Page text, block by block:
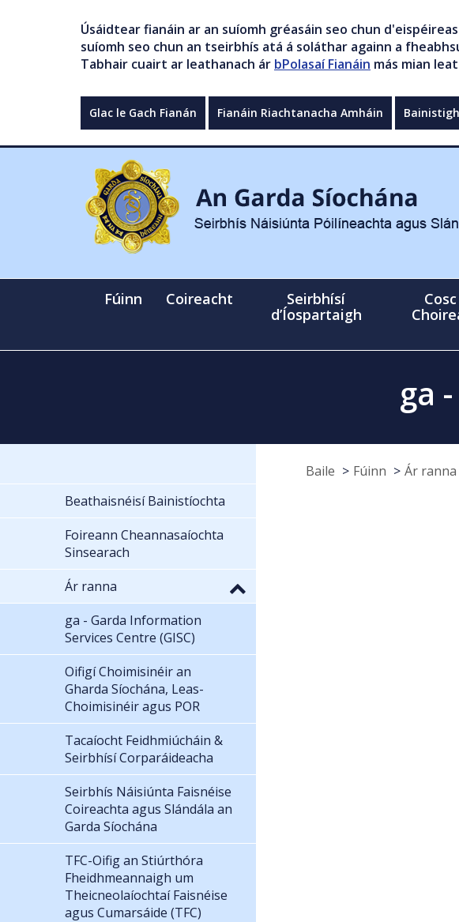
Úsáidtear fianáin ar an suíomh gréasáin seo chun
suíomh seo chun an tseirbhís atá á soláthar againn a
Tabhair cuairt ar leathanach ár bPolasaí Fianáin más mian
Glac le Gach Fianán Fianáin Riachtanacha Amháin
Fúinn Coireacht
Seirbhísí
d’Íospartaigh
ga
Baile Fúinn Ár ranna
Beathaisnéisí Bainistíochta
Foireann Cheannasaíochta
Sinsearach
Ár ranna
ga - Garda Information
Services Centre (GISC)
Oifigí Choimisinéir an
Gharda Síochána, Leas-
Choimisinéir agus POR
Tacaíocht Feidhmiúcháin &
Seirbhísí Corparáideacha
Seirbhís Náisiúnta Faisnéise
Coireachta agus Slándála an
Garda Síochána
TFC-Oifig an Stiúrthóra
Fheidhmeannaigh um
Theicneolaíochtaí Faisnéise
agus Cumarsáide (TFC)